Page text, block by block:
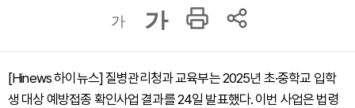
가 가
[Hinews 하이뉴스] 질병관리청과 교육부는 2025년 초·중학교 입학
생 대상 예방접종 확인사업 결과를 24일 발표했다. 이번 사업은 법령